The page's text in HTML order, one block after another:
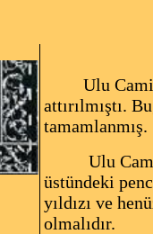
Ulu
attırılmıştı.
tamamlanmış.
Ulu
üstündeki
yıldızı ve
olmalıdır.